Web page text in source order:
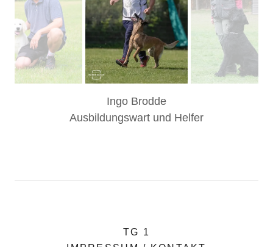
Ingo Brodde
Ausbildungswart und Helfer
TG 1